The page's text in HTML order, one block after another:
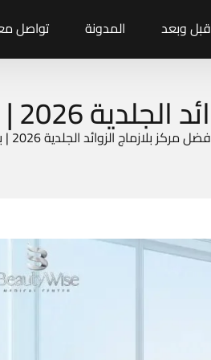
قبل وبعد المدونة تواصل
| بيوتي وايز
مركز بلازماج الزوائد الجلدية 2026 | بيوتي وايز